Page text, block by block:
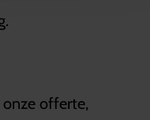
offerte,